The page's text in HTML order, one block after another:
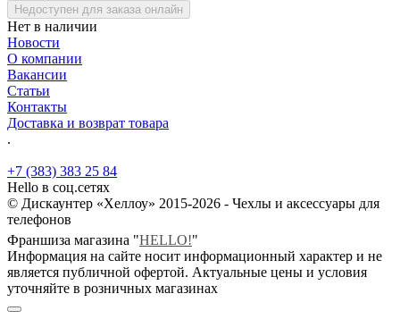
Недоступен для заказа онлайн
Нет в наличии
Новости
О компании
Вакансии
Статьи
Контакты
Доставка и возврат товара
.
+7 (383) 383 25 84
Hello в соц.сетях
© Дискаунтер «Хеллоу» 2015-2026 - Чехлы и аксессуары для
телефонов
Франшиза магазина "HELLO!"
Информация на сайте носит информационный характер и не
является публичной офертой. Актуальные цены и условия
уточняйте в розничных магазинах